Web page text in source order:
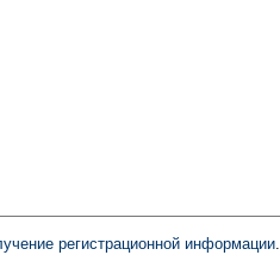
регистрационной информации